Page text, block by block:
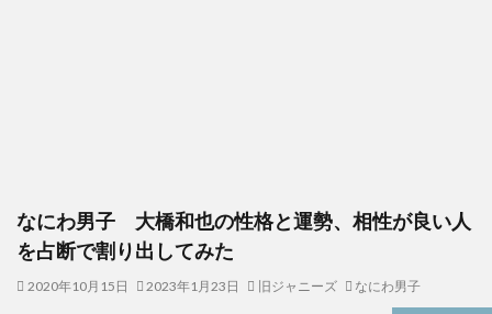
なにわ男子 大橋和也の性格と運勢、相性が良い人
を占断で割り出してみた
2020年10月15日 2023年1月23日 旧ジャニーズ なにわ男子